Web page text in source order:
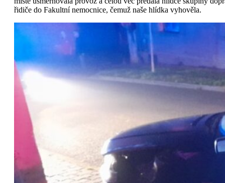
řidiče do Fakultní nemocnice, čemuž naše hlídka vyhověla.